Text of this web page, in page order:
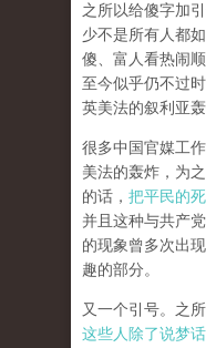
之所以给傻字加
少不是所有人都
傻、富人看热闹
至今似乎仍不过
英美法的叙利亚轰
很多中国官媒工
美法的轰炸，为
的话， 把平民的
并且这种与共产
的现象曾多次出
趣的部分。
又一个引号。之
这些人除了说梦